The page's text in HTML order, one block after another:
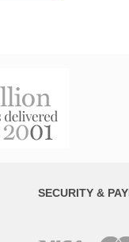
SECURITY &